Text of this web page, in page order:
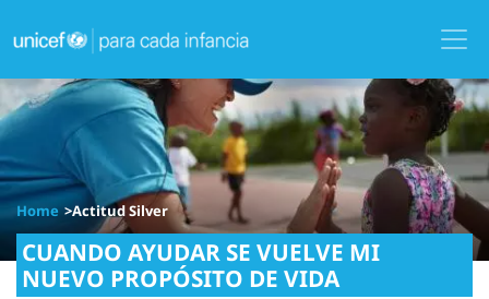
to
content
Image
Home Actitud Silver
CUANDO AYUDAR SE VUELVE MI
NUEVO PROPÓSITO DE VIDA